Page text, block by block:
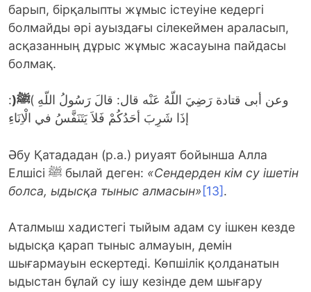
барып, бірқалыпты жұмыс істеуіне кедергі
болмайды әрі ауыздағы сілекеймен араласып,
асқазанның дұрыс жұмыс жасауына пайдасы
болмақ.
وعن أبى قتادة رَضِيَ اللّهُ عَنْه قال: قالَ رَسُولُ اللّهِ )ﷺ(
:
إذَا شَرِبَ أحَدُكُمْ فَلاَ يَتَنَفَّسُ في الْاِنَاءِ
Әбу Қатададан (р.а.) риуаят бойынша Алла
Елшісі ﷺ былай деген: «Сендерден кім су ішетін
болса, ыдысқа тыныс алмасын»[13].
Аталмыш хадистегі тыйым адам су ішкен кезде
ыдысқа қарап тыныс алмауын, демін
шығармауын ескертеді. Көпшілік қолданатын
ыдыстан бұлай су ішу кезінде дем шығару